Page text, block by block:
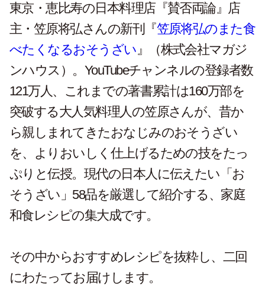
東京・恵比寿の日本料理店『賛否両論』店
主・笠原将弘さんの新刊『笠原将弘のまた食
べたくなるおそうざい』（株式会社マガジ
ンハウス）。YouTubeチャンネルの登録者数
121万人、これまでの著書累計は160万部を
突破する大人気料理人の笠原さんが、昔か
ら親しまれてきたおなじみのおそうざい
を、よりおいしく仕上げるための技をたっ
ぷりと伝授。現代の日本人に伝えたい「お
そうざい」58品を厳選して紹介する、家庭
和食レシピの集大成です。
その中からおすすめレシピを抜粋し、二回
にわたってお届けします。